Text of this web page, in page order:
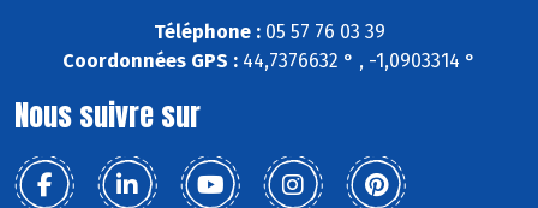
Téléphone :05 57 76 03 39
Coordonnées GPS : 44,7376632 ° , -1,0903314 °
Nous suivre sur